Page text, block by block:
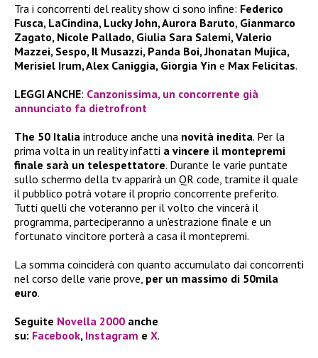
Tra i concorrenti del reality show ci sono infine: Federico
Fusca, LaCindina, Lucky John, Aurora Baruto, Gianmarco
Zagato, Nicole Pallado, Giulia Sara Salemi, Valerio
Mazzei, Sespo, Il Musazzi, Panda Boi, Jhonatan Mujica,
Merisiel Irum, Alex Caniggia, Giorgia Yin e Max Felicitas.
LEGGI ANCHE: Canzonissima, un concorrente già
annunciato fa dietrofront
The 50 Italia introduce anche una novità inedita. Per la
prima volta in un reality infatti a vincere il montepremi
finale sarà un telespettatore. Durante le varie puntate
sullo schermo della tv apparirà un QR code, tramite il quale
il pubblico potrà votare il proprio concorrente preferito.
Tutti quelli che voteranno per il volto che vincerà il
programma, parteciperanno a un’estrazione finale e un
fortunato vincitore porterà a casa il montepremi.
La somma coinciderà con quanto accumulato dai concorrenti
nel corso delle varie prove, per un massimo di 50mila
euro.
Seguite Novella 2000 anche
su: Facebook, Instagram e X.